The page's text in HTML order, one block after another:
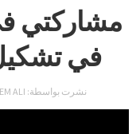
مشاركتي
في
نشرت بواسطة: ALI